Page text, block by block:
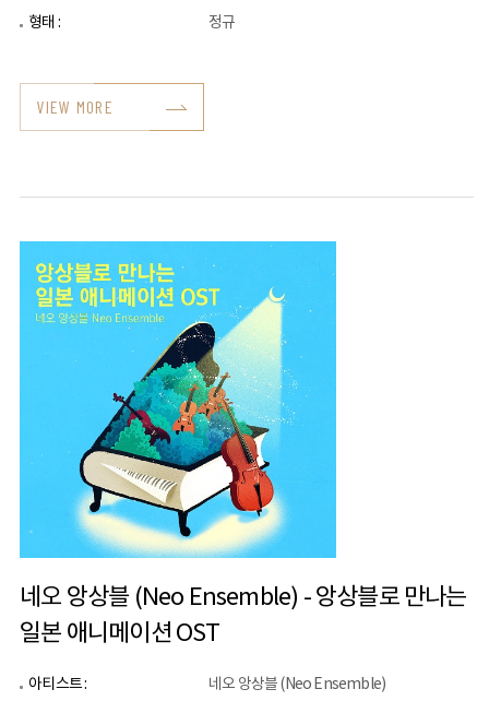
형태 :
정규
VIEW MORE
네오 앙상블 (Neo Ensemble) - 앙상블로 만나는
일본 애니메이션 OST
아티스트 :
네오 앙상블 (Neo Ensemble)